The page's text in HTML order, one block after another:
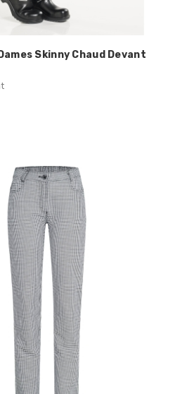
Skinny Chaud Devant